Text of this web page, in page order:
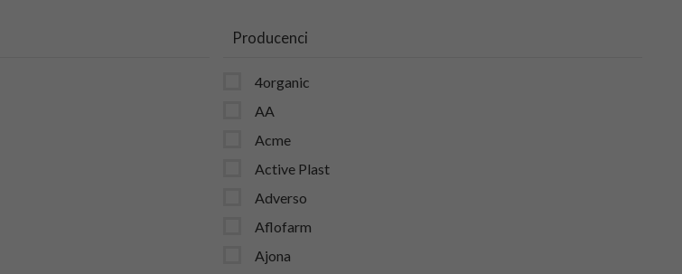
Producenci
4organic
AA
Acme
Active Plast
Adverso
Aflofarm
Ajona